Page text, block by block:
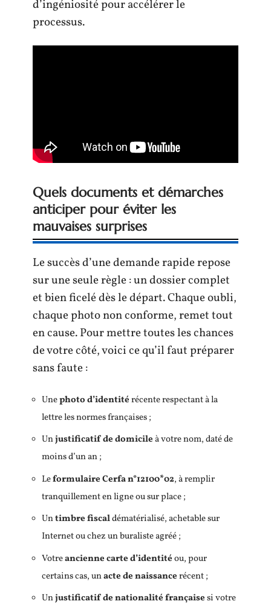
d’ingéniosité pour accélérer le
processus.
Quels documents et démarches
anticiper pour éviter les
mauvaises surprises
Le succès d’une demande rapide repose
sur une seule règle : un dossier complet
et bien ficelé dès le départ. Chaque oubli,
chaque photo non conforme, remet tout
en cause. Pour mettre toutes les chances
de votre côté, voici ce qu’il faut préparer
sans faute :
Unephoto d’identitérécente respectant à la
lettre les normes françaises ;
Unjustificatif de domicileà votre nom, daté de
moins d’un an ;
Leformulaire Cerfa n°12100*02, à remplir
tranquillement en ligne ou sur place ;
Untimbre fiscaldématérialisé, achetable sur
Internet ou chez un buraliste agréé ;
Votreancienne carte d’identitéou, pour
certains cas, unacte de naissancerécent ;
Unjustificatif de nationalité françaisesi votre